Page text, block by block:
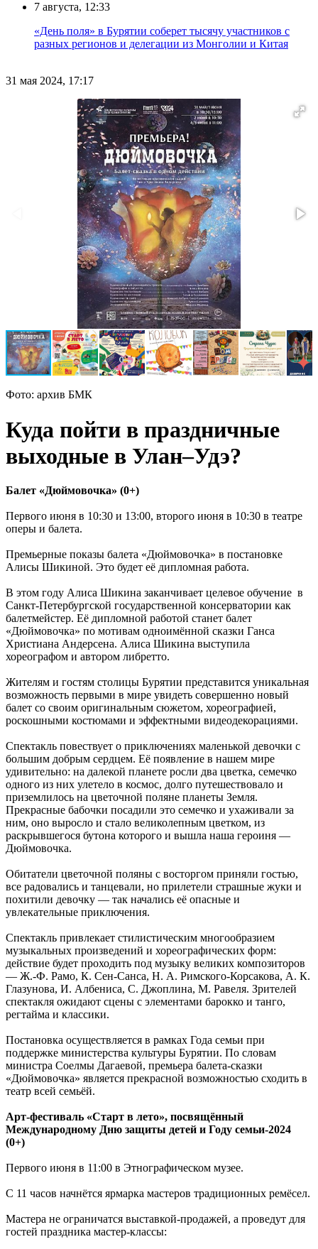
7 августа, 12:33
«День поля» в Бурятии соберет тысячу участников с
разных регионов и делегации из Монголии и Китая
31 мая 2024, 17:17
Фото: архив БМК
Куда пойти в праздничные
выходные в Улан–Удэ?
Балет «Дюймовочка» (0+)
Первого июня в 10:30 и 13:00, второго июня в 10:30 в театре
оперы и балета.
Премьерные показы балета «Дюймовочка» в постановке
Алисы Шикиной. Это будет её дипломная работа.
В этом году Алиса Шикина заканчивает целевое обучение в
Санкт-Петербургской государственной консерватории как
балетмейстер. Её дипломной работой станет балет
«Дюймовочка» по мотивам одноимённой сказки Ганса
Христиана Андерсена. Алиса Шикина выступила
хореографом и автором либретто.
Жителям и гостям столицы Бурятии представится уникальная
возможность первыми в мире увидеть совершенно новый
балет со своим оригинальным сюжетом, хореографией,
роскошными костюмами и эффектными видеодекорациями.
Спектакль повествует о приключениях маленькой девочки с
большим добрым сердцем. Её появление в нашем мире
удивительно: на далекой планете росли два цветка, семечко
одного из них улетело в космос, долго путешествовало и
приземлилось на цветочной поляне планеты Земля.
Прекрасные бабочки посадили это семечко и ухаживали за
ним, оно выросло и стало великолепным цветком, из
раскрывшегося бутона которого и вышла наша героиня —
Дюймовочка.
Обитатели цветочной поляны с восторгом приняли гостью,
все радовались и танцевали, но прилетели страшные жуки и
похитили девочку — так начались её опасные и
увлекательные приключения.
Спектакль привлекает стилистическим многообразием
музыкальных произведений и хореографических форм:
действие будет проходить под музыку великих композиторов
— Ж.-Ф. Рамо, К. Сен-Санса, Н. А. Римского-Корсакова, А. К.
Глазунова, И. Албениса, С. Джоплина, М. Равеля. Зрителей
спектакля ожидают сцены с элементами барокко и танго,
регтайма и классики.
Постановка осуществляется в рамках Года семьи при
поддержке министерства культуры Бурятии. По словам
министра Соелмы Дагаевой, премьера балета-сказки
«Дюймовочка» является прекрасной возможностью сходить в
театр всей семьёй.
Арт-фестиваль «Старт в лето», посвящённый
Международному Дню защиты детей и Году семьи-2024
(0+)
Первого июня в 11:00 в Этнографическом музее.
С 11 часов начнётся ярмарка мастеров традиционных ремёсел.
Мастера не ограничатся выставкой-продажей, а проведут для
гостей праздника мастер-классы: